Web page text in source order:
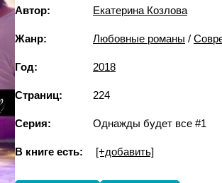
Автор: Екатерина Козлова
Жанр: Любовные романы /
Год: 2018
Страниц: 224
Серия: Однажды будет все #1
В книге есть: [+добавить]